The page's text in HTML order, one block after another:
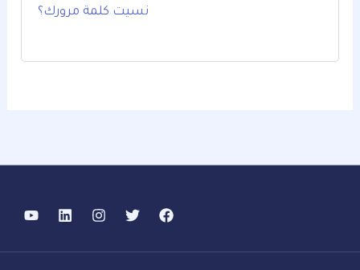
نسيت كلمة مرورك؟